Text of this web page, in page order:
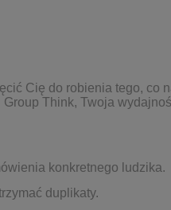
Cię do robienia tego, co
Think, Twoja
konkretnego ludzika.
duplikaty.